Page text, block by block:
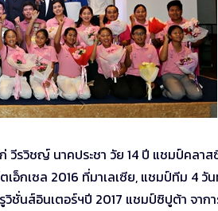
รวิชญ์ นาคประชา วัย 14 ปี แชมป์คลาส
กเซล 2016 ที่มาเลเซีย, แชมป์ทีม 4 วั
วิชั่นส์อินเตอร์ฯปี 2017 แชมป์ซิปูต้า จาก